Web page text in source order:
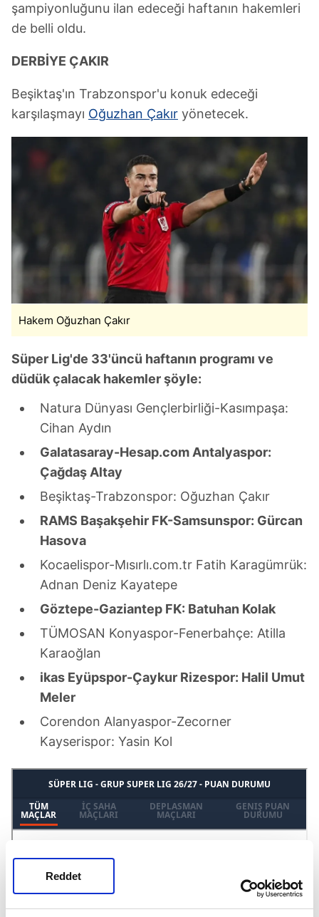
Reddet
şampiyonluğunu ilan edeceği haftanın hakemleri
de belli oldu.
DERBİYE ÇAKIR
Beşiktaş'ın Trabzonspor'u konuk edeceği
karşılaşmayı Oğuzhan Çakır yönetecek.
Hakem Oğuzhan Çakır
Süper Lig'de 33'üncü haftanın programı ve
düdük çalacak hakemler şöyle:
Natura Dünyası Gençlerbirliği-Kasımpaşa:
Cihan Aydın
Galatasaray-Hesap.com Antalyaspor:
Çağdaş Altay
Beşiktaş-Trabzonspor: Oğuzhan Çakır
RAMS Başakşehir FK-Samsunspor: Gürcan
Hasova
Kocaelispor-Mısırlı.com.tr Fatih Karagümrük:
Adnan Deniz Kayatepe
Göztepe-Gaziantep FK: Batuhan Kolak
TÜMOSAN Konyaspor-Fenerbahçe: Atilla
Karaoğlan
ikas Eyüpspor-Çaykur Rizespor: Halil Umut
Meler
Corendon Alanyaspor-Zecorner
Kayserispor: Yasin Kol